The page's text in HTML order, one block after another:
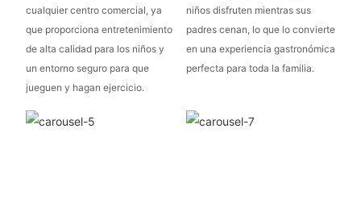
cualquier centro comercial, ya
que proporciona entretenimiento
de alta calidad para los niños y
un entorno seguro para que
jueguen y hagan ejercicio.
niños disfruten mientras sus
padres cenan, lo que lo convierte
en una experiencia gastronómica
perfecta para toda la familia.